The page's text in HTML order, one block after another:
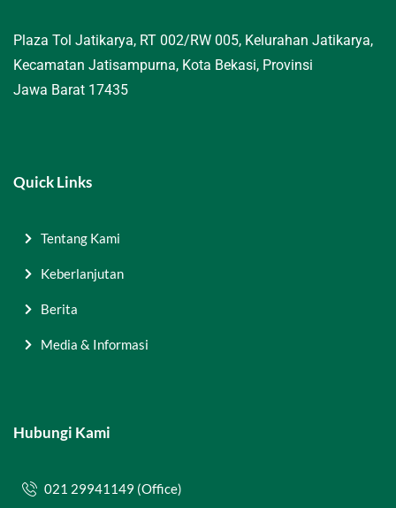
Plaza Tol Jatikarya, RT 002/RW 005, Kelurahan Jatikarya,
Kecamatan Jatisampurna, Kota Bekasi, Provinsi
Jawa Barat 17435
Quick Links
Tentang Kami
Keberlanjutan
Berita
Media & Informasi
Hubungi Kami
021 29941149 (Office)